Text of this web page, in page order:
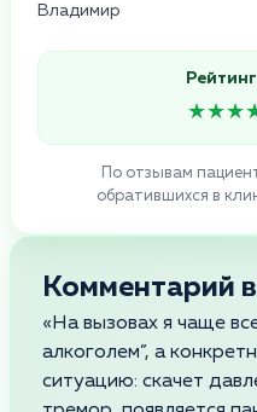
Владимир
По отзывам
обратившихся в
Комментарий
«На вызовах я чаще
алкоголем”, а
ситуацию: скачет